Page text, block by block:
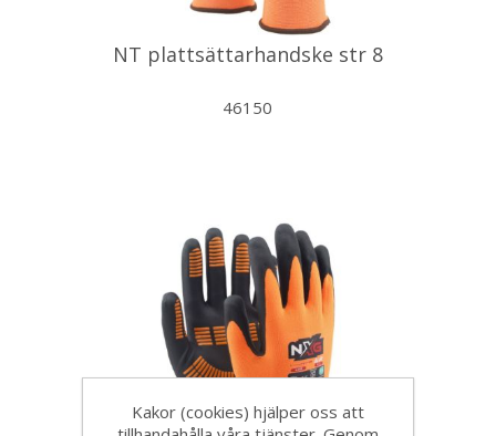
NT plattsättarhandske str 8
46150
Kakor (cookies) hjälper oss att